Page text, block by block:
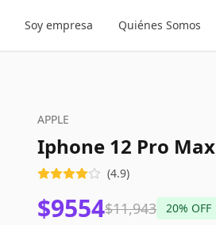
Soy empresa Quiénes Somos
APPLE
Iphone 12 Pro Max
(4.9)
$9554$11,943 20% OFF